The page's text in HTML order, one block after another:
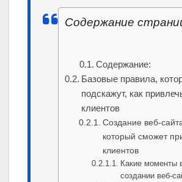
Содержание
Содержание:
Базовые правила,
подскажут, как
клиентов
Создание веб-
который сможет
клиентов
Какие моменты
создании веб-